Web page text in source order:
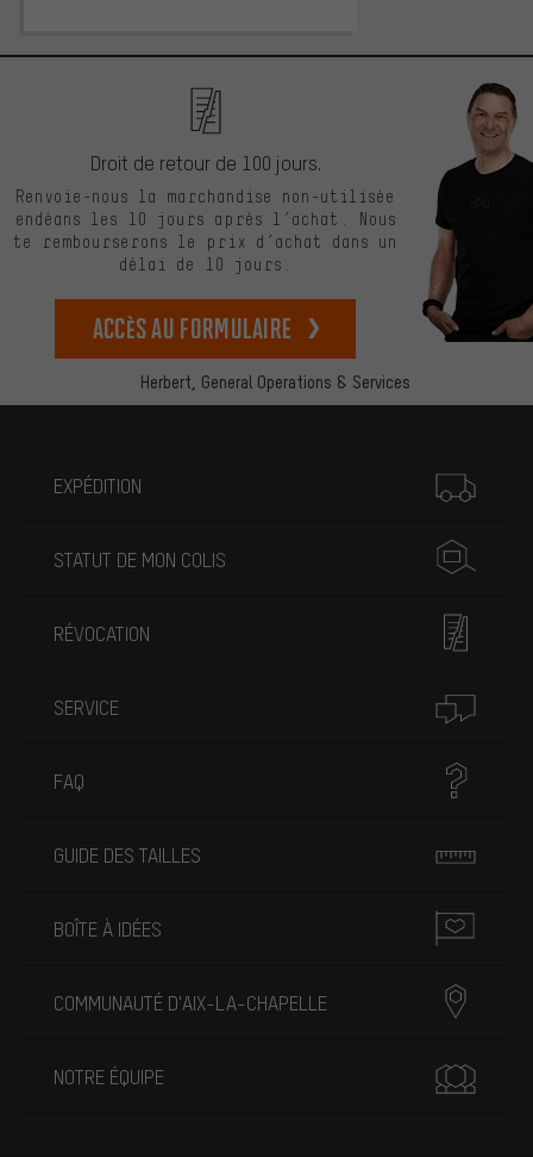
Herbert, General Operations & Services
Droit de retour de 100 jours.
Renvoie-nous la marchandise non-utilisée
endéans les 10 jours après l’achat. Nous
te rembourserons le prix d’achat dans un
délai de 10 jours.
Accès au formulaire
EXPÉDITION
STATUT DE MON COLIS
RÉVOCATION
SERVICE
FAQ
GUIDE DES TAILLES
BOÎTE À IDÉES
COMMUNAUTÉ D'AIX-LA-CHAPELLE
NOTRE ÉQUIPE